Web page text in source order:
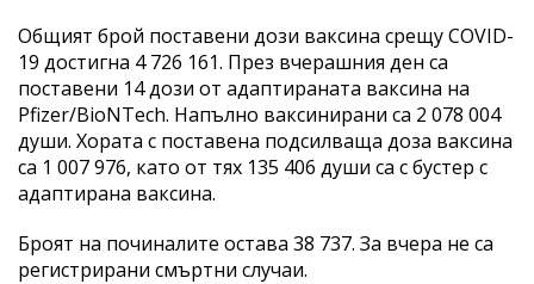
Общият брой поставени дози ваксина срещу COVID-
19 достигна 4 726 161. През вчерашния ден са
поставени 14 дози от адаптираната ваксина на
Pfizer/BioNTech. Напълно ваксинирани са 2 078 004
души. Хората с поставена подсилваща доза ваксина
са 1 007 976, като от тях 135 406 души са с бустер с
адаптирана ваксина.
Броят на починалите остава 38 737. За вчера не са
регистрирани смъртни случаи.